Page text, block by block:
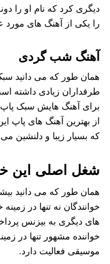
را یکی از آهنگ های
آهنگ شب گردی
همان طور که می دانید
طرفداران زیادی داشته
برای آهنگ هایش سبک
از بهترین آهنگ های پاپ
که بسیار زیبا و دلنشین
شغل اصلی این
همان طور که می دانید
خوانندگان نه تنها در
های دیگری به بیزنس
خواننده مشهور تنها در
موسیقی فعالیت دارد.